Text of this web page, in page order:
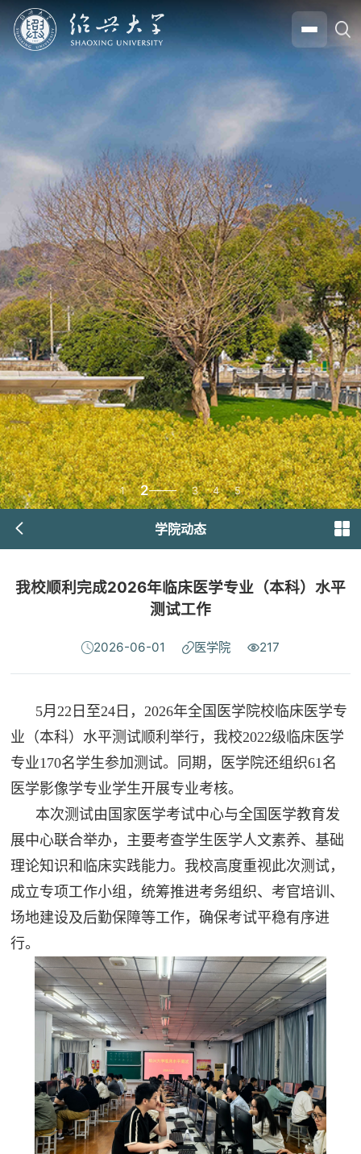
1 2 3 4 5
学院动态
我校顺利完成2026年临床医学专业（本科）水平
测试工作
2026-06-01 医学院 217
5月22日至24日，2026年全国医学院校临床医学专
业（本科）水平测试顺利举行，我校2022级临床医学
专业170名学生参加测试。同期，医学院还组织61名
医学影像学专业学生开展专业考核。
本次测试由国家医学考试中心与全国医学教育发
展中心联合举办，主要考查学生医学人文素养、基础
理论知识和临床实践能力。我校高度重视此次测试，
成立专项工作小组，统筹推进考务组织、考官培训、
场地建设及后勤保障等工作，确保考试平稳有序进
行。